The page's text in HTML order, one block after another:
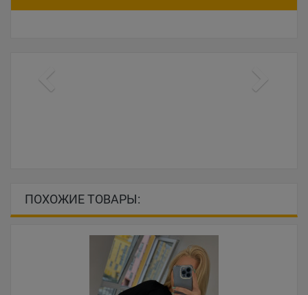
ПОХОЖИЕ ТОВАРЫ: